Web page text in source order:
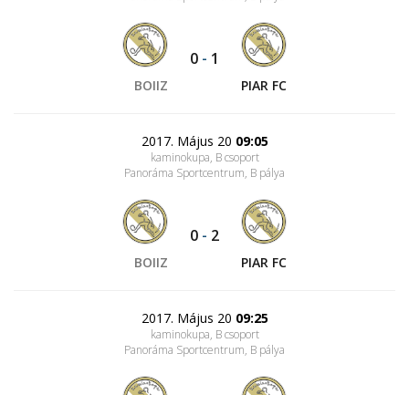
BOIIZ
0 - 1
PIAR FC
2017. Május 20 09:05
kaminokupa, B csoport
Panoráma Sportcentrum, B pálya
BOIIZ
0 - 2
PIAR FC
2017. Május 20 09:25
kaminokupa, B csoport
Panoráma Sportcentrum, B pálya